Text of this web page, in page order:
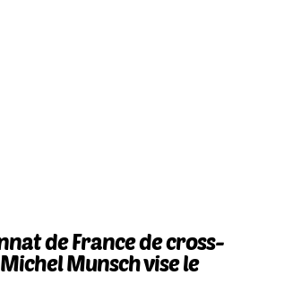
de France de cross-
Munsch vise le